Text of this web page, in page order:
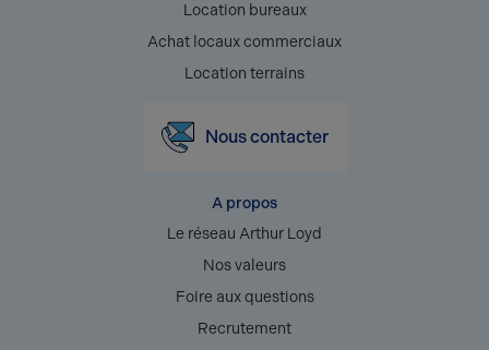
Location bureaux
Achat locaux commerciaux
Location terrains
Nous contacter
A propos
Le réseau Arthur Loyd
Nos valeurs
Foire aux questions
Recrutement